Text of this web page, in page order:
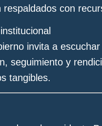
respaldados con
invita a
seguimiento y
tangibles.